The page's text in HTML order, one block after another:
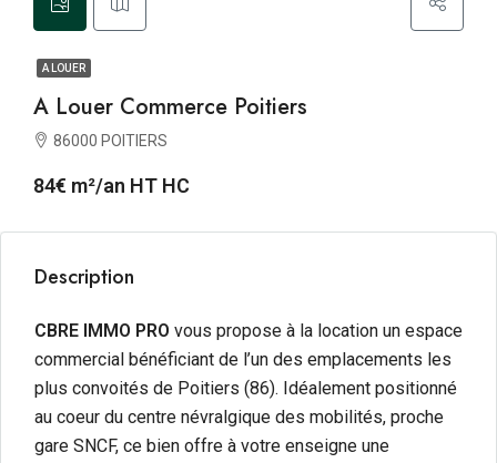
A LOUER
A Louer Commerce Poitiers
86000 POITIERS
84€ m²/an HT HC
Description
CBRE IMMO PRO vous propose à la location un espace
commercial bénéficiant de l’un des emplacements les
plus convoités de Poitiers (86). Idéalement positionné
au coeur du centre névralgique des mobilités, proche
gare SNCF, ce bien offre à votre enseigne une